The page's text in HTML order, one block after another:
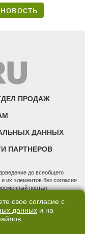
ПРОДАЖ
ДАННЫХ
ПАРТНЕРОВ
до всеобщего
их элементов без согласия
портал
и массовых коммуникаций
- 76634 от 02.09.2019
"66.ру". Юридический
свое согласие с
данных и на
.